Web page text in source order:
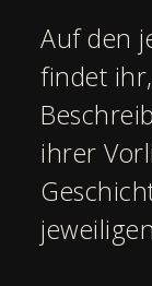
Auf den
findet
ihrer